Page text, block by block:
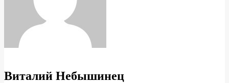
Виталий Небышинец